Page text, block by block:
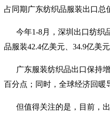
占同期广东纺织品服装出口总
今年1-8月，深圳出口纺织
品服装42.4亿美元、34.9亿美
广东服装纺织品出口保持
百分点；同时，全球经济回暖
但值得关注的是，目前，